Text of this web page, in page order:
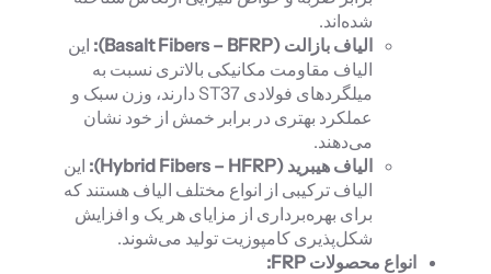
شده‌اند.
الیاف بازالت (Basalt Fibers – BFRP
): این
الیاف مقاومت مکانیکی بالاتری نسبت به
میلگردهای فولادی ST37 دارند، وزن سبک و
عملکرد بهتری در برابر خمش از خود نشان
می‌دهند.
الیاف هیبرید (Hybrid Fibers – HFRP
): این
الیاف ترکیبی از انواع مختلف الیاف هستند که
برای بهره‌برداری از مزایای هر یک و افزایش
شکل‌پذیری کامپوزیت تولید می‌شوند.
انواع محصولات FRP
: